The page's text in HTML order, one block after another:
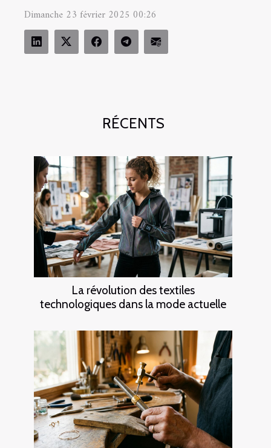
RÉCENTS
La révolution des textiles
technologiques dans la mode actuelle
Dimanche 23 février 2025 00:26